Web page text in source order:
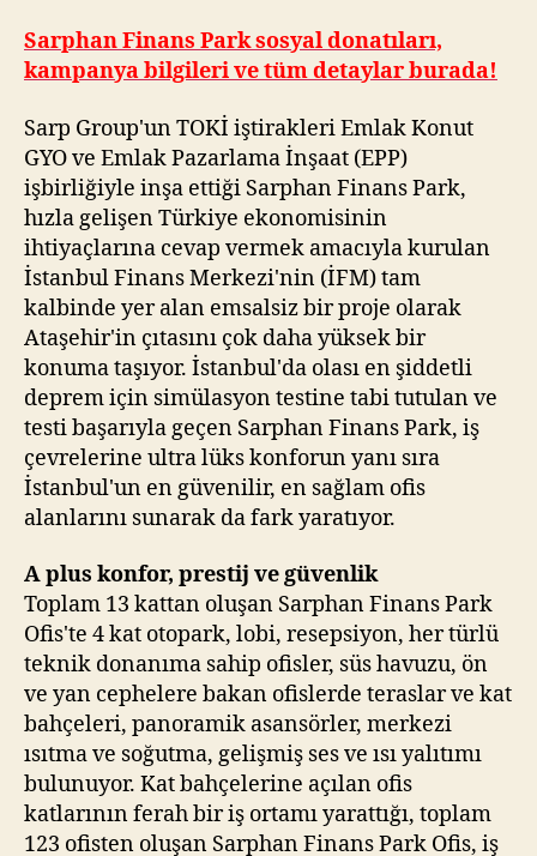
Sarphan Finans Park sosyal donatıları,
kampanya bilgileri ve tüm detaylar burada!
Sarp Group'un TOKİ iştirakleri Emlak Konut
GYO ve Emlak Pazarlama İnşaat (EPP)
işbirliğiyle inşa ettiği Sarphan Finans Park,
hızla gelişen Türkiye ekonomisinin
ihtiyaçlarına cevap vermek amacıyla kurulan
İstanbul Finans Merkezi'nin (İFM) tam
kalbinde yer alan emsalsiz bir proje olarak
Ataşehir'in çıtasını çok daha yüksek bir
konuma taşıyor. İstanbul'da olası en şiddetli
deprem için simülasyon testine tabi tutulan ve
testi başarıyla geçen Sarphan Finans Park, iş
çevrelerine ultra lüks konforun yanı sıra
İstanbul'un en güvenilir, en sağlam ofis
alanlarını sunarak da fark yaratıyor.
A plus konfor, prestij ve güvenlik
Toplam 13 kattan oluşan Sarphan Finans Park
Ofis'te 4 kat otopark, lobi, resepsiyon, her türlü
teknik donanıma sahip ofisler, süs havuzu, ön
ve yan cephelere bakan ofislerde teraslar ve kat
bahçeleri, panoramik asansörler, merkezi
ısıtma ve soğutma, gelişmiş ses ve ısı yalıtımı
bulunuyor. Kat bahçelerine açılan ofis
katlarının ferah bir iş ortamı yarattığı, toplam
123 ofisten oluşan Sarphan Finans Park Ofis, iş